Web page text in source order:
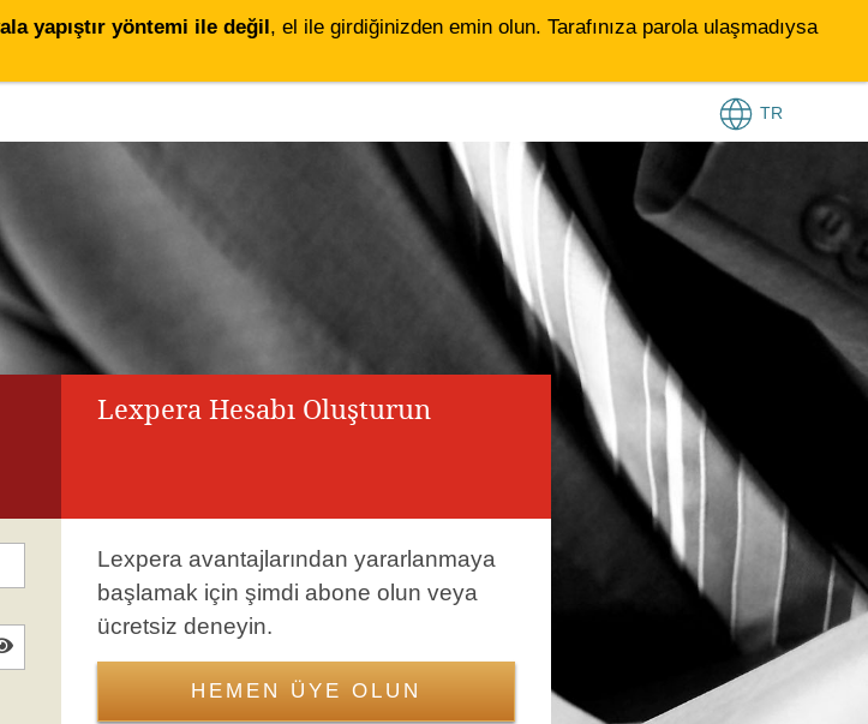
yapıştır yöntemi ile değil, el ile girdiğinizden emin olun. Tarafınıza parola ulaşmadıysa
TR
Giriş Formuna Atla
Lexpera Hesabı Oluşturun
Lexpera avantajlarından yararlanmaya
başlamak için şimdi abone olun veya
ücretsiz deneyin.
HEMEN ÜYE OLUN